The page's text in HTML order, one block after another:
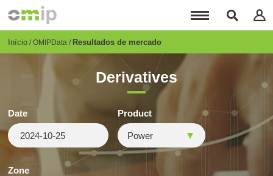
para
conteúdo
Breadcrumb
Início OMIPData Resultados de mercado
Derivatives
Date Product
Zone